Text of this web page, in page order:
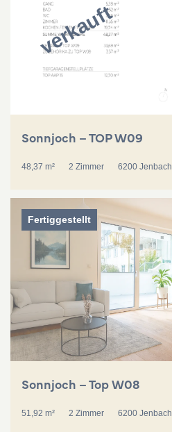
verkauft
Sonnjoch – TOP W09
48,37 m² 2 Zimmer 6200 Jenbach
Fertiggestellt
Sonnjoch – Top W08
51,92 m² 2 Zimmer 6200 Jenbach